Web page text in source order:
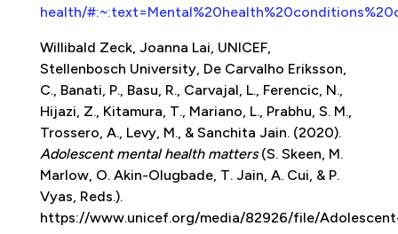
health/
Willibald Zeck, Joanna Lai, UNICEF,
Stellenbosch University, De Carvalho Eriksson,
C., Banati, P., Basu, R., Carvajal, L., Ferencic, N.,
Hijazi, Z., Kitamura, T., Mariano, L., Prabhu, S. M.,
Trossero, A., Levy, M., & Sanchita Jain. (2020).
Adolescent mental health matters(S. Skeen, M.
Marlow, O. Akin-Olugbade, T. Jain, A. Cui, & P.
Vyas, Reds.).
https://www.unicef.org/media/82926/file/